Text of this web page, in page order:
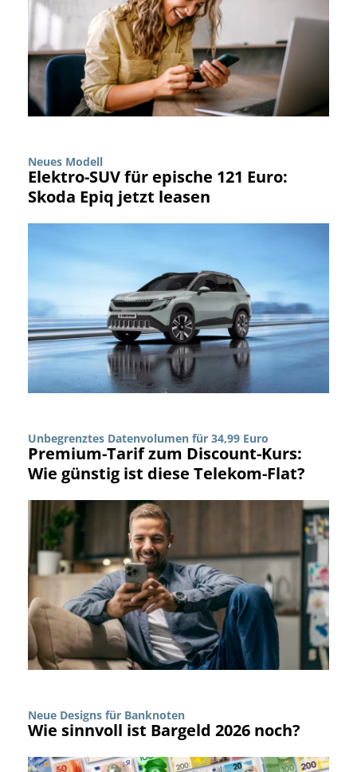
Neues Modell
Elektro-SUV für epische 121 Euro:
Skoda Epiq jetzt leasen
Unbegrenztes Datenvolumen für 34,99 Euro
Premium-Tarif zum Discount-Kurs:
Wie günstig ist diese Telekom-Flat?
Neue Designs für Banknoten
Wie sinnvoll ist Bargeld 2026 noch?